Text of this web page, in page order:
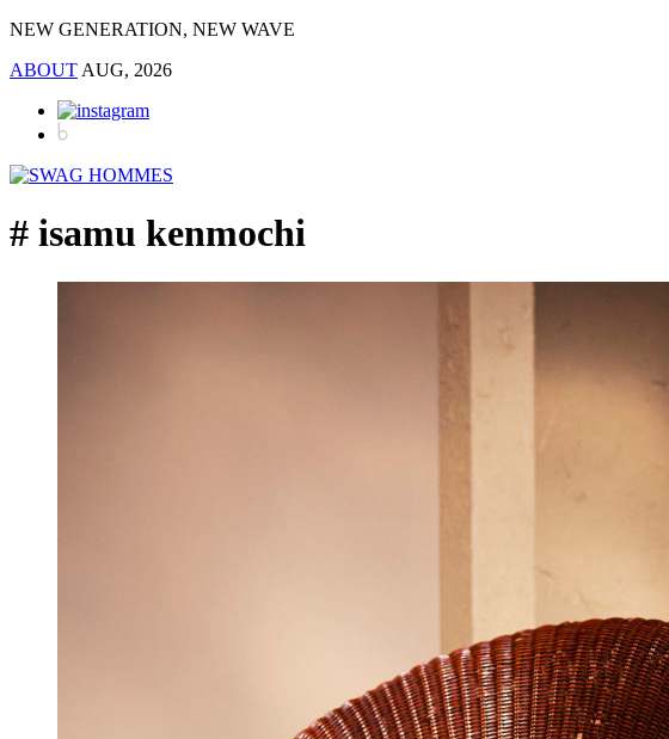
NEW GENERATION, NEW WAVE
ABOUT AUG, 2026
# isamu kenmochi